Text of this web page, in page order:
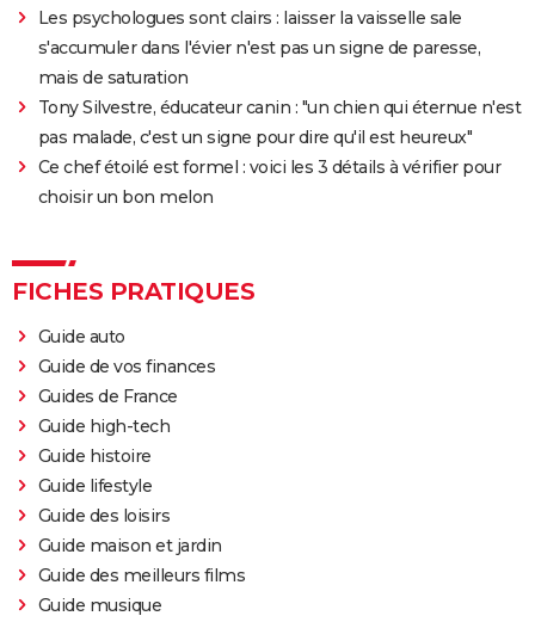
Les psychologues sont clairs : laisser la vaisselle sale
s'accumuler dans l'évier n'est pas un signe de paresse,
mais de saturation
Tony Silvestre, éducateur canin : "un chien qui éternue n'est
pas malade, c'est un signe pour dire qu'il est heureux"
Ce chef étoilé est formel : voici les 3 détails à vérifier pour
choisir un bon melon
FICHES PRATIQUES
Guide auto
Guide de vos finances
Guides de France
Guide high-tech
Guide histoire
Guide lifestyle
Guide des loisirs
Guide maison et jardin
Guide des meilleurs films
Guide musique